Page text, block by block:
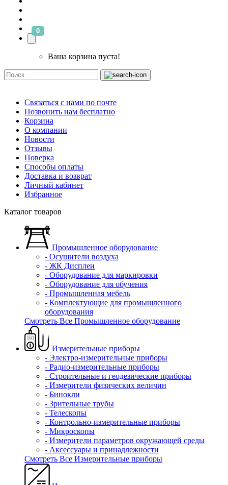
0
Ваша корзина пуста!
Связаться с нами по почте
Позвонить нам бесплатно
Корзина
О компании
Новости
Отзывы
Поверка
Способы оплаты
Доставка и возврат
Личный кабинет
Избранное
Каталог товаров
Промышленное оборудование
- Осушители воздуха
- ЖК Дисплеи
- Оборудование для маркировки
- Оборудование для обучения
- Промышленная мебель
- Комплектующие для промышленного
оборудования
Смотреть Все Промышленное оборудование
Измерительные приборы
- Электро-измерительные приборы
- Радио-измерительные приборы
- Строительные и геодезические приборы
- Измерители физических величин
- Бинокли
- Зрительные трубы
- Телескопы
- Контрольно-измерительные приборы
- Микроскопы
- Измерители параметров окружающей среды
- Аксессуары и принадлежности
Смотреть Все Измерительные приборы